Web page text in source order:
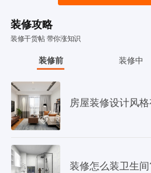
装修攻略
装修干货帖 带你涨知识
装修前 装修中
装修怎么装卫生